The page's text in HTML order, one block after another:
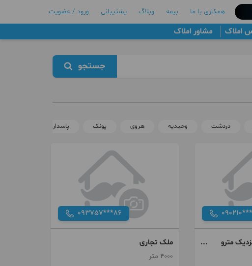
همکاری با ما بیمه وبلاگ پشتیبانی ورود / عضویت
املاک مشاور املاک
جستجو
دردشت وحیدیه هروی پونک پاسداران
133متر نزدیک مترو
093757***86
ملک تجاری
4000 متر